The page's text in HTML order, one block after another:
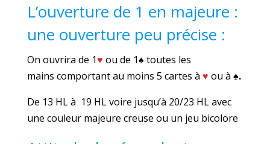
L’ouverture de 1 en majeure :
une ouverture peu précise :
On ouvrira de 1♥ ou de 1♠ toutes les
mains comportant au moins 5 cartes à ♥ ou à ♠.
De 13 HL à 19 HL voire jusqu’à 20/23 HL avec
une couleur majeure creuse ou un jeu bicolore